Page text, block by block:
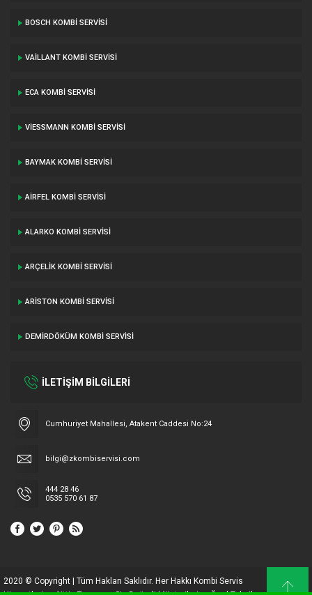
BOSCH KOMBI SERVISI
VAILLANT KOMBI SERVISI
ECA KOMBI SERVISI
VIESSMANN KOMBI SERVISI
BAYMAK KOMBI SERVISI
AIRFEL KOMBI SERVISI
ALARKO KOMBI SERVISI
ARÇELIK KOMBI SERVISI
ARISTON KOMBI SERVISI
DEMIRDÖKÜM KOMBI SERVISI
İLETİŞİM BİLGİLERİ
Cumhuriyet Mahallesi, Atakent Caddesi No:24
bilgi@zkombiservisi.com
444 28 46
0535 570 61 87
2020 © Copyright | Tüm Hakları Saklıdır. Her Hakkı Kombi Servis